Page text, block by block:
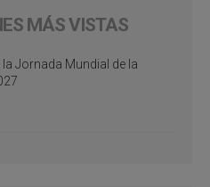
MÁS VISTAS
Jornada Mundial de la